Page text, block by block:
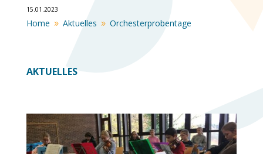
15.01.2023
Home 9 Aktuelles 9 Orchesterprobentage
AKTUELLES